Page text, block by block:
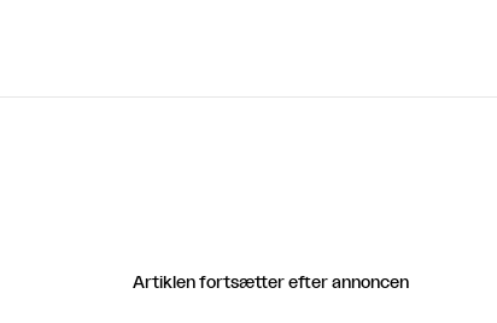
Artiklen fortsætter efter annoncen